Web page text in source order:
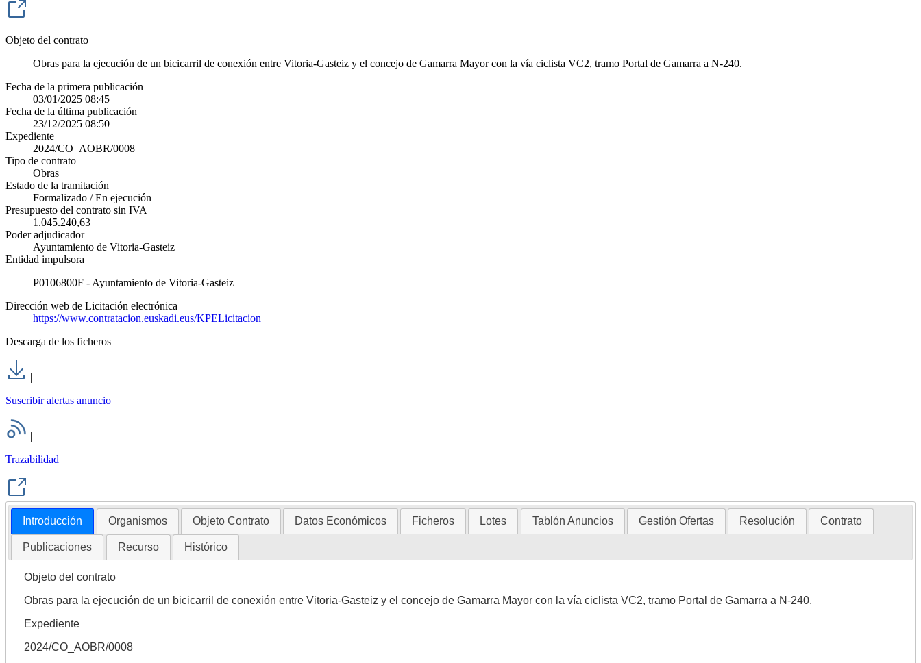
Objeto del contrato
Obras para la ejecución de un bicicarril de conexión entre Vitoria-Gasteiz y el concejo de Gamarra Mayor con la vía ciclista VC2, tramo Portal de Gamarra a N-240.
Fecha de la primera publicación
03/01/2025 08:45
Fecha de la última publicación
23/12/2025 08:50
Expediente
2024/CO_AOBR/0008
Tipo de contrato
Obras
Estado de la tramitación
Formalizado / En ejecución
Presupuesto del contrato sin IVA
1.045.240,63
Poder adjudicador
Ayuntamiento de Vitoria-Gasteiz
Entidad impulsora
P0106800F - Ayuntamiento de Vitoria-Gasteiz
Dirección web de Licitación electrónica
https://www.contratacion.euskadi.eus/KPELicitacion
Descarga de los ficheros
|
Suscribir alertas anuncio
|
Trazabilidad
Introducción Organismos Objeto Contrato Datos Económicos Ficheros Lotes Tablón Anuncios Gestión Ofertas Resolución Contrato
Publicaciones Recurso Histórico
Objeto del contrato
Obras para la ejecución de un bicicarril de conexión entre Vitoria-Gasteiz y el concejo de Gamarra Mayor con la vía ciclista VC2, tramo Portal de Gamarra a N-240.
Expediente
2024/CO_AOBR/0008